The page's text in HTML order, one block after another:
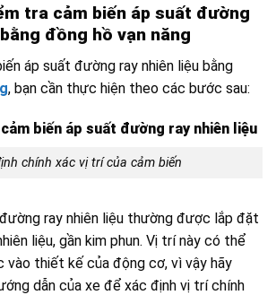
tra cảm biến áp suất đường
đồng hồ vạn năng
áp suất đường ray nhiên liệu bằng
, bạn cần thực hiện theo các bước sau:
biến áp suất đường ray nhiên liệu
chính xác vị trí của cảm biến
ray nhiên liệu thường được lắp đặt
liệu, gần kim phun. Vị trí này có thể
thiết kế của động cơ, vì vậy hãy
dẫn của xe để xác định vị trí chính